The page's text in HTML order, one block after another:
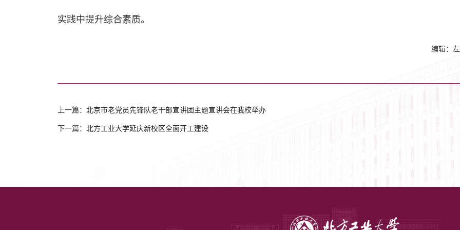
实践中提升综合素质。
编辑：
上一篇： 北京市老党员先锋队老干部宣讲团主题宣讲会在我校举办
下一篇： 北方工业大学延庆新校区全面开工建设